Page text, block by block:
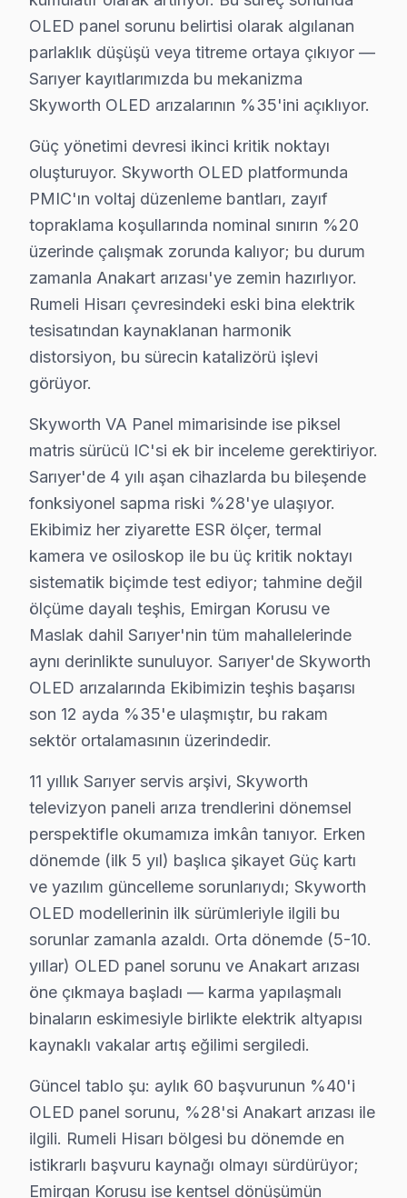
✓ Ücretsiz Arıza Tespiti
Skyworth vs Diğer Markalar: Sarıyer Servis
Sarıyer ilçesi, farklı ekran markalarının yoğun
Sarıyer ilçesinin coğrafi konumu, ulaşım ağı ile
Skyworth modellerinin bu bölgedeki dağılımı
Örneğin, Skyworth QW55 serisi televizyonlar, yüksek
Skyworth Arıza Türleri: Markalar Arası Fark
Sarıyer bölgesinden gelen Skyworth ekran'lerde
1.Panel Arızası
Ekranda renk bozulmaları veya yanık
Neden:
Skyworth, bazı modellerinde
Fiyat Aralığı:
Etkilenen Modeller:Özellikle Skyworth QW
2.Anakart Arızası
Belirtisi:Cihaz açılmadığında, ekranın
Neden:Chip seti kalitesizliği nedeniyle, elektrik
Fiyat Aralığı:Anakart değişimi, ₺2.000 - ₺4.000
Etkilenen Modeller:Skyworth 43H5A serisi, bu
3.Güç Kartı Arızası
Belirtisi: Televizyonun açılması ile ilgili
Neden: Tasarım zayıflığına bağlı olarak, güç
Fiyat Aralığı:Güç kartı değişimi için ₺1.000 -
Etkilenen Modeller:Skyworth 50D20 serisi bu
4. Backlight Sorunu
Neden:LED arka aydınlatmanın zamanla
Fiyat Aralığı:Backlight onarım maliyeti
Etkilenen Modeller: Skyworth 55C2 serisi
5.Yazılım Problemleri
Belirtisi:Cihazın yanıt vermemesi veya sık sık
Neden:Yazılım güncellemelerinin eksik ya da
Fiyat Aralığı:Yazılım onarımı, genellikle ₺500
Etkilenen Modeller:Skyworth 65D5 serisi, bu
Bu arızalar, Skyworth ekran kullanıcılarının
Sarıyer Mahallelerinde Skyworth Servis
Ayazağa'da Skyworth TV Servisi
Ayazağa, yenilikçi yapılarıyla dikkat çeken bir
Bahçeköy'de Skyworth TV Servisi
OLED panel sorunu belirtisi olarak algılanan
parlaklık düşüşü veya titreme ortaya çıkıyor —
Sarıyer kayıtlarımızda bu mekanizma
Skyworth OLED arızalarının %35'ini açıklıyor.
Güç yönetimi devresi ikinci kritik noktayı
oluşturuyor. Skyworth OLED platformunda
PMIC'ın voltaj düzenleme bantları, zayıf
topraklama koşullarında nominal sınırın %20
üzerinde çalışmak zorunda kalıyor; bu durum
zamanla Anakart arızası'ye zemin hazırlıyor.
Rumeli Hisarı çevresindeki eski bina elektrik
tesisatından kaynaklanan harmonik
distorsiyon, bu sürecin katalizörü işlevi
görüyor.
Skyworth VA Panel mimarisinde ise piksel
matris sürücü IC'si ek bir inceleme gerektiriyor.
Sarıyer'de 4 yılı aşan cihazlarda bu bileşende
fonksiyonel sapma riski %28'ye ulaşıyor.
Ekibimiz her ziyarette ESR ölçer, termal
kamera ve osiloskop ile bu üç kritik noktayı
sistematik biçimde test ediyor; tahmine değil
ölçüme dayalı teşhis, Emirgan Korusu ve
Maslak dahil Sarıyer'nin tüm mahallelerinde
aynı derinlikte sunuluyor. Sarıyer'de Skyworth
OLED arızalarında Ekibimizin teşhis başarısı
son 12 ayda %35'e ulaşmıştır, bu rakam
sektör ortalamasının üzerindedir.
11 yıllık Sarıyer servis arşivi, Skyworth
televizyon paneli arıza trendlerini dönemsel
perspektifle okumamıza imkân tanıyor. Erken
dönemde (ilk 5 yıl) başlıca şikayet Güç kartı
ve yazılım güncelleme sorunlarıydı; Skyworth
OLED modellerinin ilk sürümleriyle ilgili bu
sorunlar zamanla azaldı. Orta dönemde (5-10.
yıllar) OLED panel sorunu ve Anakart arızası
öne çıkmaya başladı — karma yapılaşmalı
binaların eskimesiyle birlikte elektrik altyapısı
kaynaklı vakalar artış eğilimi sergiledi.
Güncel tablo şu: aylık 60 başvurunun %40'i
OLED panel sorunu, %28'si Anakart arızası ile
ilgili. Rumeli Hisarı bölgesi bu dönemde en
istikrarlı başvuru kaynağı olmayı sürdürüyor;
Emirgan Korusu ise kentsel dönüşümün